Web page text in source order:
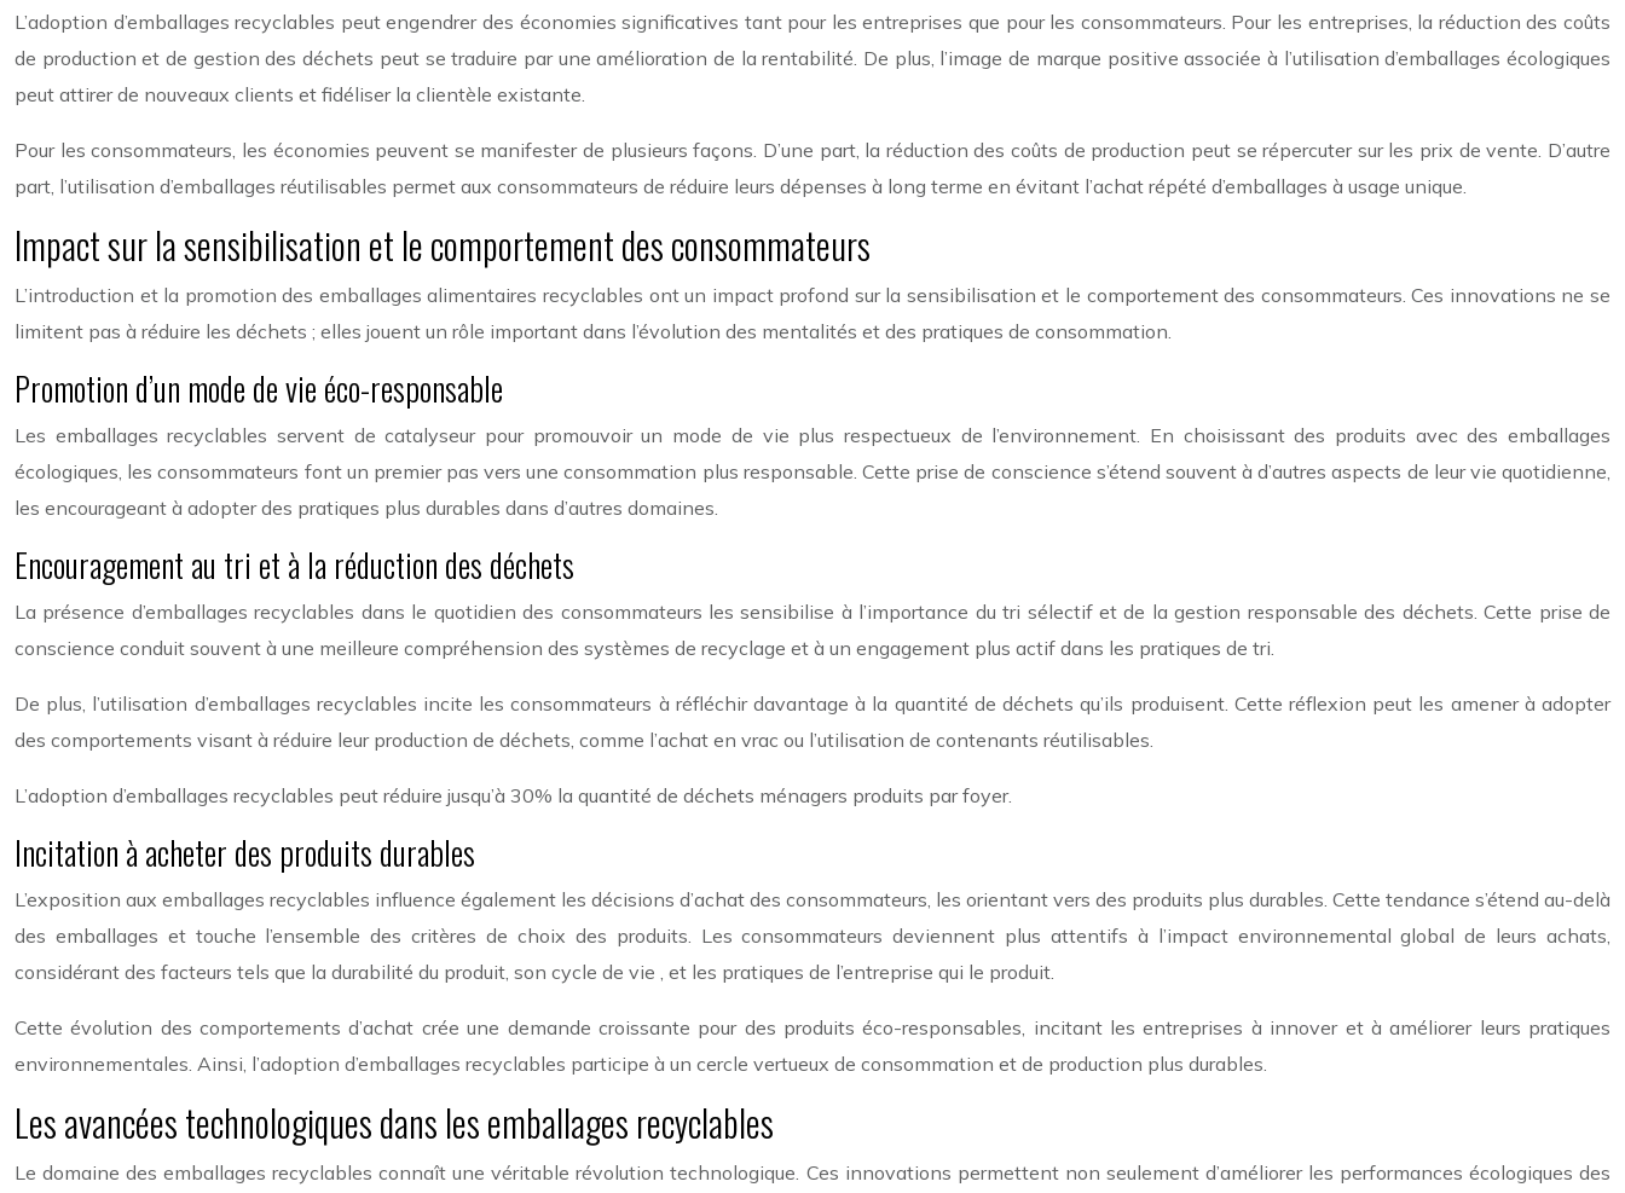
L’adoption d’emballages recyclables peut engendrer des économies significatives tant pour les entreprises que pour les consommateurs. Pour les entreprises, la réduction des coûts
de production et de gestion des déchets peut se traduire par une amélioration de la rentabilité. De plus, l’image de marque positive associée à l’utilisation d’emballages écologiques
peut attirer de nouveaux clients et fidéliser la clientèle existante.
Pour les consommateurs, les économies peuvent se manifester de plusieurs façons. D’une part, la réduction des coûts de production peut se répercuter sur les prix de vente. D’autre
part, l’utilisation d’emballages réutilisables permet aux consommateurs de réduire leurs dépenses à long terme en évitant l’achat répété d’emballages à usage unique.
Impact sur la sensibilisation et le comportement des consommateurs
L’introduction et la promotion des emballages alimentaires recyclables ont un impact profond sur la sensibilisation et le comportement des consommateurs. Ces innovations ne se
limitent pas à réduire les déchets ; elles jouent un rôle important dans l’évolution des mentalités et des pratiques de consommation.
Promotion d’un mode de vie éco-responsable
Les emballages recyclables servent de catalyseur pour promouvoir un mode de vie plus respectueux de l’environnement. En choisissant des produits avec des emballages
écologiques, les consommateurs font un premier pas vers une consommation plus responsable. Cette prise de conscience s’étend souvent à d’autres aspects de leur vie quotidienne,
les encourageant à adopter des pratiques plus durables dans d’autres domaines.
Encouragement au tri et à la réduction des déchets
La présence d’emballages recyclables dans le quotidien des consommateurs les sensibilise à l’importance du tri sélectif et de la gestion responsable des déchets. Cette prise de
conscience conduit souvent à une meilleure compréhension des systèmes de recyclage et à un engagement plus actif dans les pratiques de tri.
De plus, l’utilisation d’emballages recyclables incite les consommateurs à réfléchir davantage à la quantité de déchets qu’ils produisent. Cette réflexion peut les amener à adopter
des comportements visant à réduire leur production de déchets, comme l’achat en vrac ou l’utilisation de contenants réutilisables.
L’adoption d’emballages recyclables peut réduire jusqu’à 30% la quantité de déchets ménagers produits par foyer.
Incitation à acheter des produits durables
L’exposition aux emballages recyclables influence également les décisions d’achat des consommateurs, les orientant vers des produits plus durables. Cette tendance s’étend au-delà
des emballages et touche l’ensemble des critères de choix des produits. Les consommateurs deviennent plus attentifs à l’impact environnemental global de leurs achats,
considérant des facteurs tels que la durabilité du produit, son cycle de vie , et les pratiques de l’entreprise qui le produit.
Cette évolution des comportements d’achat crée une demande croissante pour des produits éco-responsables, incitant les entreprises à innover et à améliorer leurs pratiques
environnementales. Ainsi, l’adoption d’emballages recyclables participe à un cercle vertueux de consommation et de production plus durables.
Les avancées technologiques dans les emballages recyclables
Le domaine des emballages recyclables connaît une véritable révolution technologique. Ces innovations permettent non seulement d’améliorer les performances écologiques des